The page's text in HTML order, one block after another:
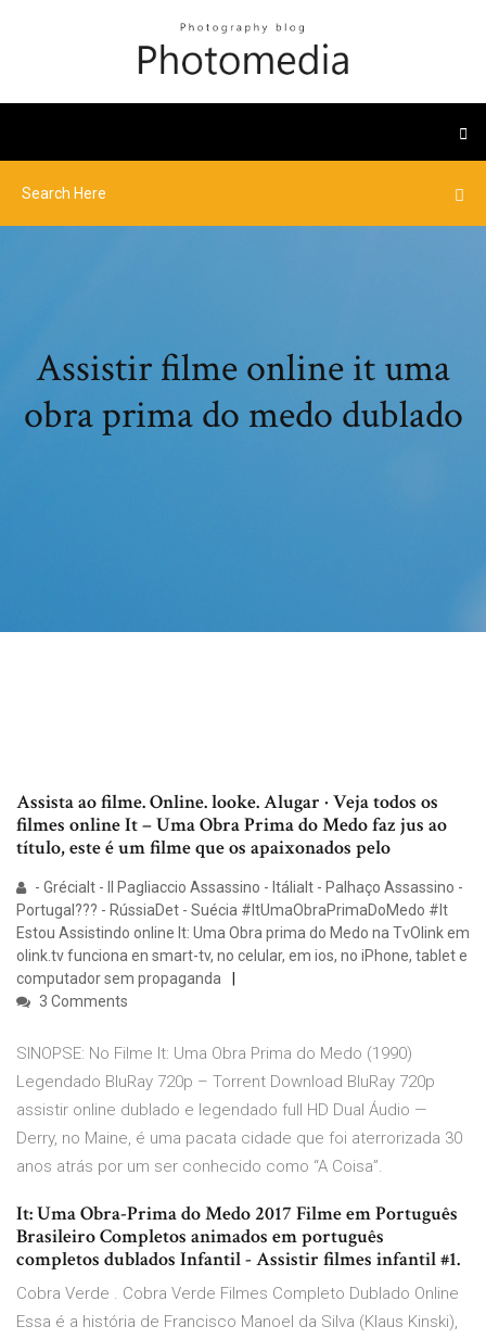
Assistir filme online it uma
obra prima do medo dublado
Assista ao filme. Online. looke. Alugar · Veja todos os
filmes online It – Uma Obra Prima do Medo faz jus ao
título, este é um filme que os apaixonados pelo
- GréciaIt - Il Pagliaccio Assassino - ItáliaIt - Palhaço Assassino -
Portugal??? - RússiaDet - Suécia #ItUmaObraPrimaDoMedo #It
Estou Assistindo online It: Uma Obra prima do Medo na TvOlink em
olink.tv funciona en smart-tv, no celular, em ios, no iPhone, tablet e
computador sem propaganda
3 Comments
SINOPSE: No Filme It: Uma Obra Prima do Medo (1990)
Legendado BluRay 720p – Torrent Download BluRay 720p
assistir online dublado e legendado full HD Dual Áudio —
Derry, no Maine, é uma pacata cidade que foi aterrorizada 30
anos atrás por um ser conhecido como “A Coisa”.
It: Uma Obra-Prima do Medo 2017 Filme em Português
Brasileiro Completos animados em português
completos dublados Infantil - Assistir filmes infantil #1.
Cobra Verde . Cobra Verde Filmes Completo Dublado Online
Essa é a história de Francisco Manoel da Silva (Klaus Kinski),